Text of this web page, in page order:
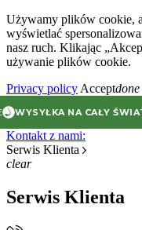
Używamy plików cookie,
wyświetlać
nasz ruch. Klikając
używanie plików cookie.
Privacy policy Acceptdone
WYSYŁKA NA CAŁY ŚWIAT
Kontakt z nami:
Serwis Klienta
clear
Serwis Klienta